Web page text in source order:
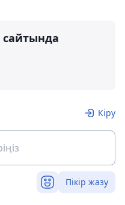
Кіру
Пікір жазу